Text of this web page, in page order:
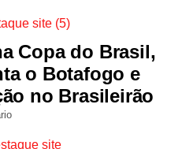
Copa do Brasil,
o Botafogo e
no Brasileirão